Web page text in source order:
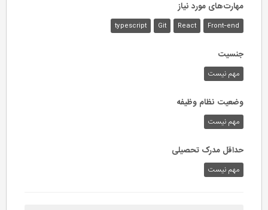
مهارت‌های مورد نیاز
Front-end
React
Git
typescript
جنسیت
مهم نیست
وضعیت نظام وظیفه
مهم‌ نیست
حداقل مدرک تحصیلی
مهم نیست